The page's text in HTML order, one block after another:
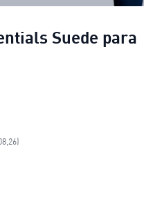
Suede para
Essentials Suede